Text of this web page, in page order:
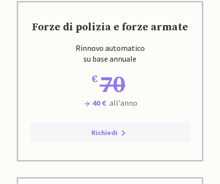
Forze di polizia e forze armate
Rinnovo automatico
su base annuale
70
40 € all'anno
Richiedi